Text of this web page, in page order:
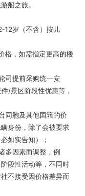
船之旅。
12岁（不含）按儿
格，如需指定更高的楼
司提前采购统一安
/景区阶段性优惠等，
同胞及其他国籍的价
身份，除了会被要求
如实告知）；
多因素而调整，例
段性活动等，不同时
不接受因价格差异而